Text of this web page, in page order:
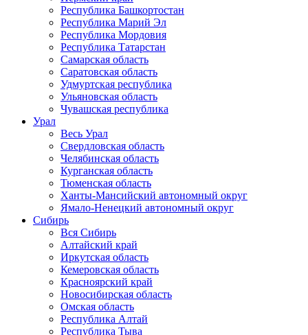
Республика Башкортостан
Республика Марий Эл
Республика Мордовия
Республика Татарстан
Самарская область
Саратовская область
Удмуртская республика
Ульяновская область
Чувашская республика
Урал
Весь Урал
Свердловская область
Челябинская область
Курганская область
Тюменская область
Ханты-Мансийский автономный округ
Ямало-Ненецкий автономный округ
Сибирь
Вся Сибирь
Алтайский край
Иркутская область
Кемеровская область
Красноярский край
Новосибирская область
Омская область
Республика Алтай
Республика Тыва